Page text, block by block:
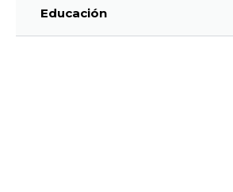
Educación